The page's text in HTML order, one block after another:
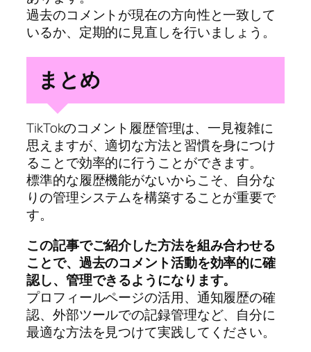
過去のコメントが現在の方向性と一致して
いるか、定期的に見直しを行いましょう。
まとめ
TikTokのコメント履歴管理は、一見複雑に
思えますが、適切な方法と習慣を身につけ
ることで効率的に行うことができます。
標準的な履歴機能がないからこそ、自分な
りの管理システムを構築することが重要で
す。
この記事でご紹介した方法を組み合わせる
ことで、過去のコメント活動を効率的に確
認し、管理できるようになります。
プロフィールページの活用、通知履歴の確
認、外部ツールでの記録管理など、自分に
最適な方法を見つけて実践してください。